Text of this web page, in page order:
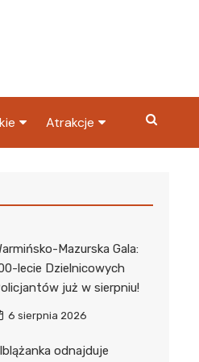
Atrakcje
Mazurska Gala:
lecie Dzielnicowych
już w sierpniu!
6 sierpnia 2026
odnajduje